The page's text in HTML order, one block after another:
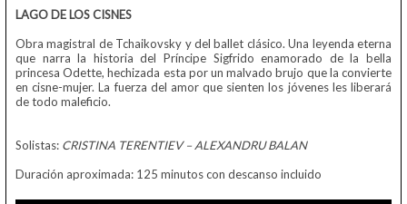
LAGO DE LOS CISNES
Obra magistral de Tchaikovsky y del ballet clásico. Una leyenda eterna
que narra la historia del Príncipe Sigfrido enamorado de la bella
princesa Odette, hechizada esta por un malvado brujo que la convierte
en cisne-mujer. La fuerza del amor que sienten los jóvenes les liberará
de todo maleficio.
Solistas: CRISTINA TERENTIEV – ALEXANDRU BALAN
Duración aproximada: 125 minutos con descanso incluido